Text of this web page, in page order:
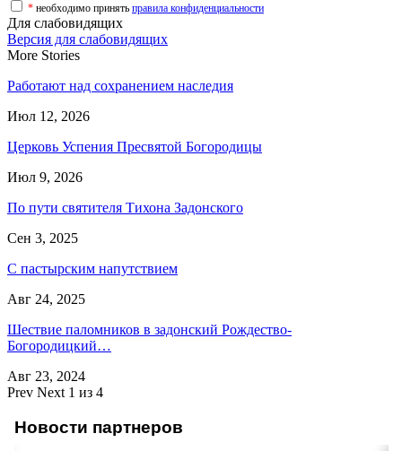
* необходимо принять правила конфиденциальности
Для слабовидящих
Версия для слабовидящих
More Stories
Работают над сохранением наследия
Июл 12, 2026
Церковь Успения Пресвятой Богородицы
Июл 9, 2026
По пути святителя Тихона Задонского
Сен 3, 2025
С пастырским напутствием
Авг 24, 2025
Шествие паломников в задонский Рождество-
Богородицкий…
Авг 23, 2024
Prev Next 1 из 4
Новости партнеров